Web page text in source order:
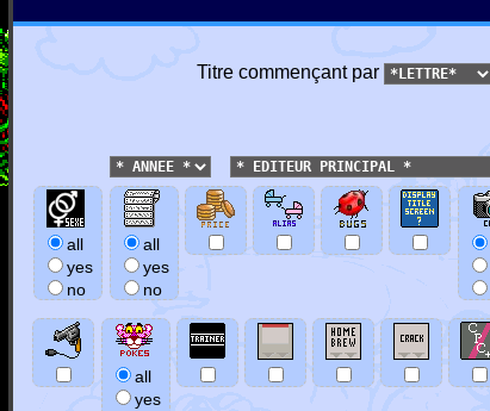
Titre commençant par
all
yes
no
all
yes
no
all
yes